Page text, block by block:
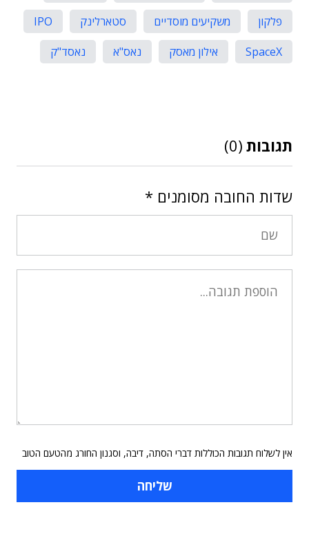
פלקון
משקיעים מוסדיים סטארלינק
IPO
SpaceX
אילון מאסק נאס"א נאסד"ק
תגובות (0)
שדות החובה מסומנים *
אין לשלוח תגובות הכוללות דברי הסתה, דיבה, וסגנון החורג מהטעם הטוב